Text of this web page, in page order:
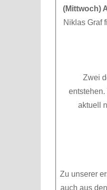
(Mittwoch)
Niklas Graf
Zwei
aktuell
Zu unserer
auch aus